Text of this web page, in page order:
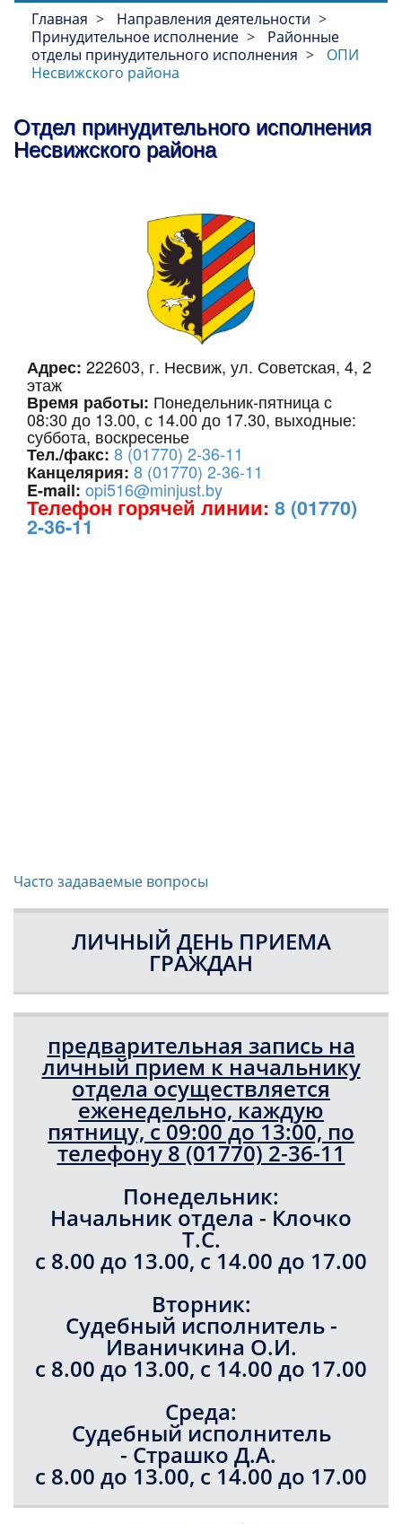
Главная
Направления деятельности
Принудительное исполнение
Районные
отделы принудительного исполнения
ОПИ
Несвижского района
Отдел принудительного исполнения
Несвижского района
Адрес: 222603, г. Несвиж, ул. Советская, 4, 2
этаж
Время работы: Понедельник-пятница с
08:30 до 13.00, с 14.00 до 17.30, выходные:
суббота, воскресенье
Тел./факс: 8 (01770) 2-36-11
Канцелярия: 8 (01770) 2-36-11
E-mail: opi516@minjust.by
Телефон горячей линии: 8 (01770)
2-36-11
Часто задаваемые вопросы
ЛИЧНЫЙ ДЕНЬ ПРИЕМА
ГРАЖДАН
предварительная запись на
личный прием к начальнику
отдела осуществляется
еженедельно, каждую
пятницу, с 09:00 до 13:00, по
телефону 8 (01770) 2-36-11
Понедельник:
Начальник отдела - Клочко
Т.С.
с 8.00 до 13.00, с 14.00 до 17.00
Вторник:
Судебный исполнитель -
Иваничкина О.И.
с 8.00 до 13.00, с 14.00 до 17.00
Среда:
Судебный исполнитель
- Страшко Д.А.
с 8.00 до 13.00, с 14.00 до 17.00